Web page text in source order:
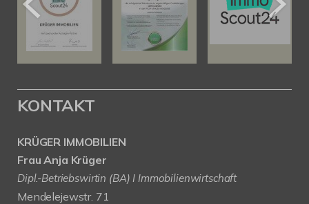
KONTAKT
KRÜGER IMMOBILIEN
Frau Anja Krüger
Dipl.-Betriebswirtin (BA) I Immobilienwirtschaft
Mendelejewstr. 71